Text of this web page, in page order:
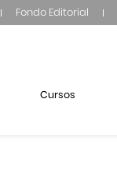
Fondo Editorial
Cursos